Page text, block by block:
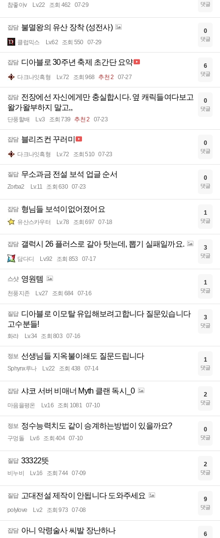
참좋아v Lv.22 조회 462 07-29 댓글
잡담 불멸왕의 유산 장착 (성전사)
클럽믹스 Lv.62 조회 550 07-29
0
댓글
잡담 디아블로 30주년 축제 초간단 요약
다크나잇흑형 Lv.72 조회 968 추천 2 07-27
6
댓글
잡담 전장에선 자신에게만 충실합시다. 옆 캐릭들여다보고
왈가왈부하지 말고,,
단풍할배 Lv.3 조회 739 추천 2 07-23
0
댓글
잡담 블리즈컨 꾸러미
다크나잇흑형 Lv.72 조회 510 07-23
0
댓글
질답 무소과금 전설 보석 업글 순서
Zorba2 Lv.11 조회 630 07-23
0
댓글
잡담 형님들 보석이없어졌어요
유산스카우터 Lv.78 조회 697 07-18
1
댓글
잡담 갤럭시 26 플러스로 갈아 탓는데, 뽑기 실패일까요.
담다디 Lv.92 조회 853 07-17
3
댓글
스샷 영원템
천풍지존 Lv.27 조회 684 07-16
1
댓글
질답 디아블로 이모탈 유입해보려고합니다 질문있습니다
고수분들!
화랴 Lv.34 조회 803 07-16
3
댓글
정보 선생님들 지옥불이쇄도 질문드립니다
Sphynx루나 Lv.22 조회 438 07-14
1
댓글
잡담 샤코 서버 비매너 Myth 클랜 독시_0
마음을평온 Lv.16 조회 1081 07-10
2
댓글
정보 정수능력치도 같이 승계하는방법이 있을까요?
구멍돌 Lv.6 조회 404 07-10
0
댓글
질답 33322뜻
비누비 Lv.16 조회 744 07-09
2
댓글
질답 고대전설 제작이 안됩니다 도와주세요
polylove Lv.2 조회 973 07-08
9
댓글
잡담 아니 악령술사 씨발 장난하나 6